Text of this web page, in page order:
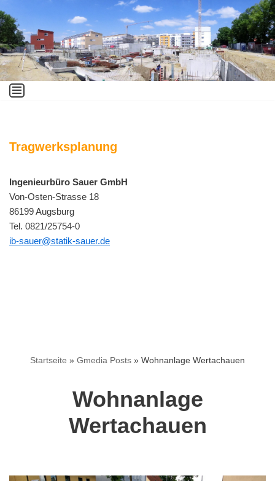
Zum
Inhalt
springen
Tragwerksplanung
Ingenieurbüro Sauer GmbH
Von-Osten-Strasse 18
86199 Augsburg
Tel. 0821/25754-0
ib-sauer@statik-sauer.de
Startseite » Gmedia Posts » Wohnanlage Wertachauen
Wohnanlage
Wertachauen